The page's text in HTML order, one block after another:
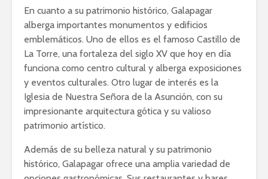
En cuanto a su patrimonio histórico, Galapagar
alberga importantes monumentos y edificios
emblemáticos. Uno de ellos es el famoso Castillo de
La Torre, una fortaleza del siglo XV que hoy en día
funciona como centro cultural y alberga exposiciones
y eventos culturales. Otro lugar de interés es la
Iglesia de Nuestra Señora de la Asunción, con su
impresionante arquitectura gótica y su valioso
patrimonio artístico.
Además de su belleza natural y su patrimonio
histórico, Galapagar ofrece una amplia variedad de